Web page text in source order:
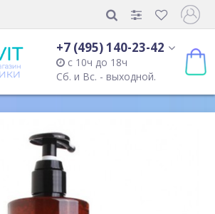
+7 (495) 140-23-42
с 10ч до 18ч
Сб. и Вс. - выходной.